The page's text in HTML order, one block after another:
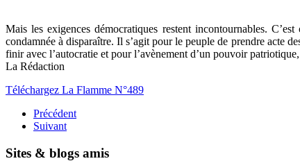
Mais les exigences démocratiques restent incontournables.
condamnée à disparaître. Il s’agit pour le peuple de prendre acte
finir avec l’autocratie et pour l’avènement d’un pouvoir
La Rédaction
Téléchargez La Flamme N°489
Précédent
Suivant
Sites & blogs amis